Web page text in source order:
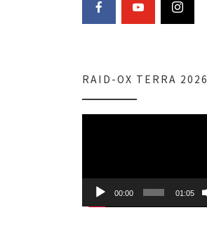
RAID-OX TERRA 2026
00:00 01:05